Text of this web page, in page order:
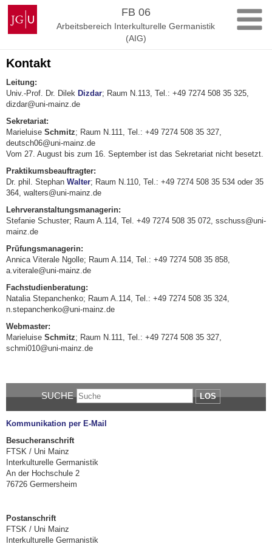
Zum
Inhalt
springen
Johannes
Gutenberg-
Universität
FB 06
Arbeitsbereich Interkulturelle Germanistik
(AIG)
Kontakt
Leitung:
Univ.-Prof. Dr. Dilek Dizdar; Raum N.113, Tel.: +49 7274 508 35 325,
dizdar@uni-mainz.de
Sekretariat:
Marieluise Schmitz; Raum N.111, Tel.: +49 7274 508 35 327,
deutsch06@uni-mainz.de
Vom 27. August bis zum 16. September ist das Sekretariat nicht besetzt.
Praktikumsbeauftragter:
Dr. phil. Stephan Walter; Raum N.110, Tel.: +49 7274 508 35 534 oder 35
364, walters@uni-mainz.de
Lehrveranstaltungsmanagerin:
Stefanie Schuster; Raum A.114, Tel. +49 7274 508 35 072, sschuss@uni-
mainz.de
Prüfungsmanagerin:
Annica Viterale Ngolle; Raum A.114, Tel.: +49 7274 508 35 858,
a.viterale@uni-mainz.de
Fachstudienberatung:
Natalia Stepanchenko; Raum A.114, Tel.: +49 7274 508 35 324,
n.stepanchenko@uni-mainz.de
Webmaster:
Marieluise Schmitz; Raum N.111, Tel.: +49 7274 508 35 327,
schmi010@uni-mainz.de
SUCHE LOS
Kommunikation per E-Mail
Besucheranschrift
FTSK / Uni Mainz
Interkulturelle Germanistik
An der Hochschule 2
76726 Germersheim
Postanschrift
FTSK / Uni Mainz
Interkulturelle Germanistik